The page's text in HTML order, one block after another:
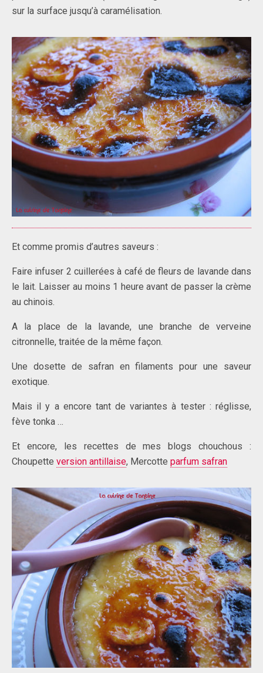
sur la surface jusqu’à caramélisation.
Et comme promis d’autres saveurs :
Faire infuser 2 cuillerées à café de fleurs de lavande dans
le lait. Laisser au moins 1 heure avant de passer la crème
au chinois.
A la place de la lavande, une branche de verveine
citronnelle, traitée de la même façon.
Une dosette de safran en filaments pour une saveur
exotique.
Mais il y a encore tant de variantes à tester : réglisse,
fève tonka …
Et encore, les recettes de mes blogs chouchous :
Choupette version antillaise, Mercotte parfum safran